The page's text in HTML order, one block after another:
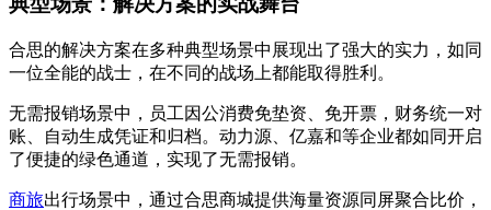
合思的解决方案在多种典型场景中展现出了强大的实力，如同
一位全能的战士，在不同的战场上都能取得胜利。
无需报销场景中，员工因公消费免垫资、免开票，财务统一对
账、自动生成凭证和归档。动力源、亿嘉和等企业都如同开启
了便捷的绿色通道，实现了无需报销。
商旅出行场景中，通过合思商城提供海量资源同屏聚合比价，